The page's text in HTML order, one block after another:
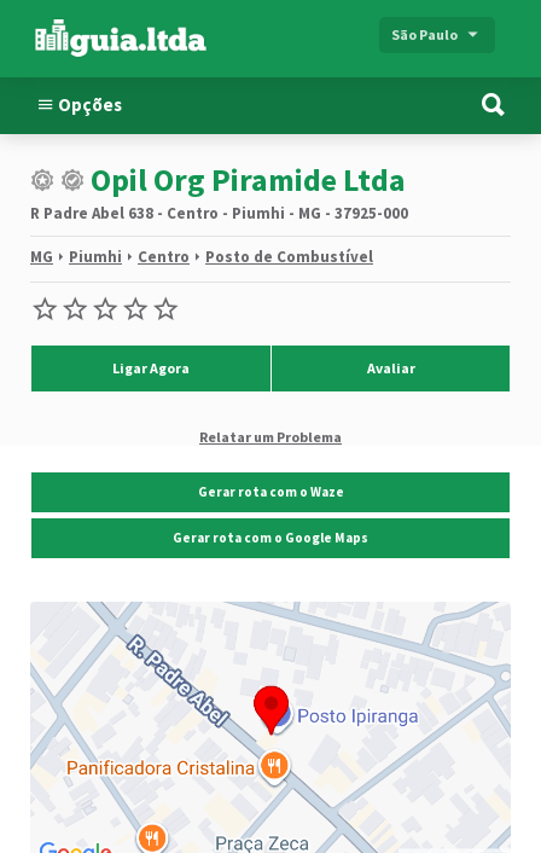
São Paulo
Opções
Opil Org Piramide Ltda
R Padre Abel 638 - Centro - Piumhi - MG - 37925-000
MG Piumhi Centro Posto de Combustível
Ligar Agora Avaliar
Relatar um Problema
Gerar rota com o Waze
Gerar rota com o Google Maps